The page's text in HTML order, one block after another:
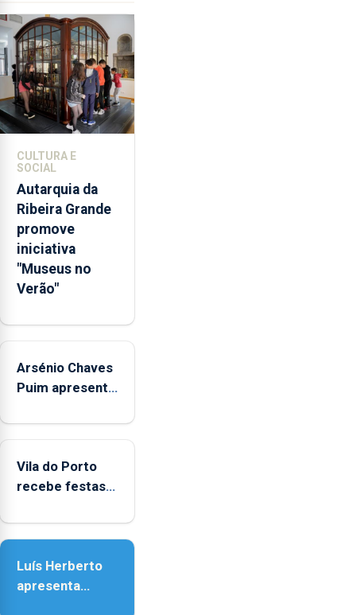
da
violência
doméstica,
através
da
promoção
de
pessoais,
emocionais
e
sociais
junto
das
crianças
CULTURA E
SOCIAL
Autarquia da
Ribeira Grande
promove
iniciativa
"Museus no
Verão"
Arsénio Chaves
Puim apresenta
Biblioteca de
Vila do Porto
recebe festas
Nossa Senhora
Luís Herberto
apresenta